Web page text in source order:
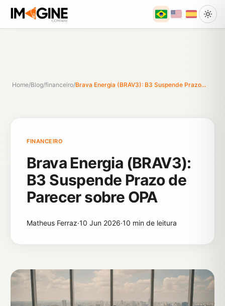
Home/Blog/financeiro/Brava Energia (BRAV3): B3 Suspende Prazo...
FINANCEIRO
Brava Energia (BRAV3):
B3 Suspende Prazo de
Parecer sobre OPA
Matheus Ferraz·10 Jun 2026·10 min de leitura